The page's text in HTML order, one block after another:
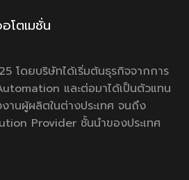
โตเมชั่น
โดยบริษัทได้เริ่มต้นธุรกิจจากการ
และต่อมาได้เป็นตัวแทน
านผู้ผลิตในต่างประเทศ จนถึง
Provider ชั้นนำของประเทศ